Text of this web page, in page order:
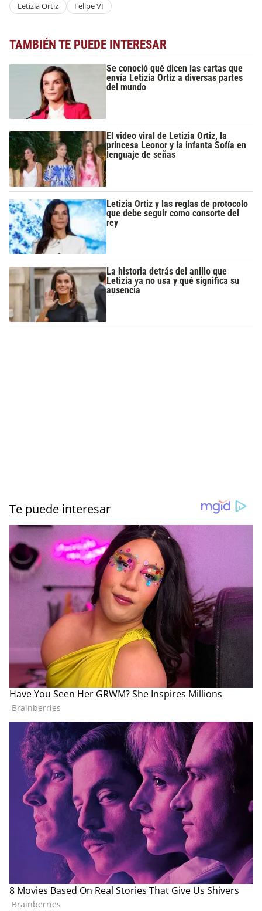
Letizia Ortiz Felipe VI
TAMBIÉN TE PUEDE INTERESAR
Se conoció qué dicen las cartas que
envía Letizia Ortiz a diversas partes
del mundo
El video viral de Letizia Ortiz, la
princesa Leonor y la infanta Sofía en
lenguaje de señas
Letizia Ortiz y las reglas de protocolo
que debe seguir como consorte del
rey
La historia detrás del anillo que
Letizia ya no usa y qué significa su
ausencia